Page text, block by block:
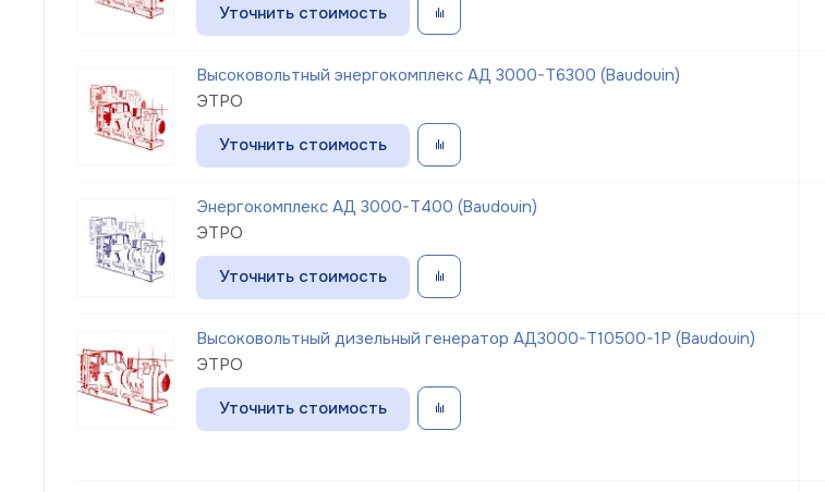
Уточнить стоимость
Высоковольтный энергокомплекс АД 3000-Т6300 (Baudouin)
ЭТРО
Уточнить стоимость
Энергокомплекс АД 3000-Т400 (Baudouin)
ЭТРО
Уточнить стоимость
Высоковольтный дизельный генератор АД3000-Т10500-1Р (Baudouin)
ЭТРО
Уточнить стоимость